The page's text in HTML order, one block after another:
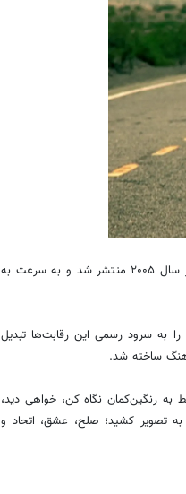
"Love Generation" یا نسل عشق باب سینکلر، یک آهنگ موزیکال است که در سال ۲۰۰۵ منتشر شد و به سرعت به
کرد و آن را به سرود رسمی این رقابت‌ها تبدیل
ساخته شد.
به رنگین‌کمان نگاه کن، خواهی دید،
تصویر کشید؛ صلح، عشق، اتحاد و